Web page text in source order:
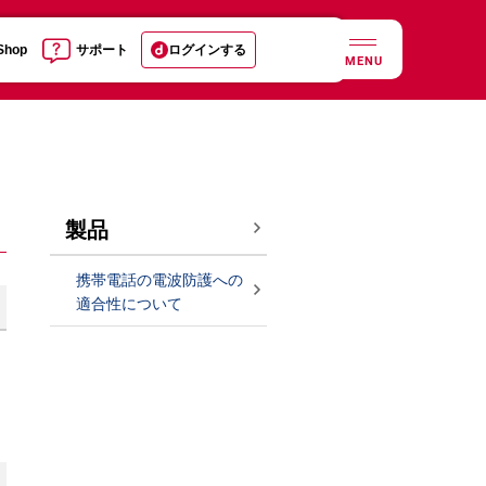
サポート ログインする
MENU
製品
携帯電話の電波防護への
適合性について